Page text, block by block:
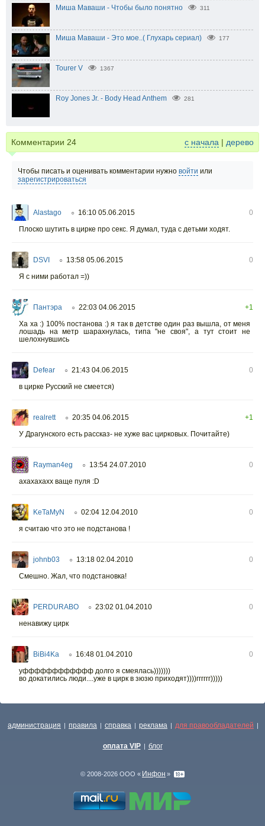
Миша Маваши - Чтобы было понятно 311
Миша Маваши - Это мое..( Глухарь сериал) 177
Tourer V 1367
Roy Jones Jr. - Body Head Anthem 281
Комментарии 24 с начала | дерево
Чтобы писать и оценивать комментарии нужно войти или
зарегистрироваться
Alastago ○ 16:10 05.06.2015
0
Плоско шутить в цирке про секс. Я думал, туда с детьми ходят.
DSVI ○ 13:58 05.06.2015
0
Я с ними работал =))
Пантэра ○ 22:03 04.06.2015
+1
Ха ха :) 100% постанова :) я так в детстве один раз вышла, от меня
лошадь на метр шарахнулась, типа "не своя", а тут стоит не
шелохнувшись
Defear ○ 21:43 04.06.2015
0
в цирке Русский не смеется)
realrett ○ 20:35 04.06.2015
+1
У Драгунского есть рассказ- не хуже вас цирковых. Почитайте)
Rayman4eg ○ 13:54 24.07.2010
0
ахахахахх ваще пуля :D
KeTaMyN ○ 02:04 12.04.2010
0
я считаю что это не подстанова !
johnb03 ○ 13:18 02.04.2010
0
Смешно. Жал, что подстановка!
PERDURABO ○ 23:02 01.04.2010
0
ненавижу цирк
BiBi4Ka ○ 16:48 01.04.2010
0
уфффффффффффф долго я смеялась)))))))
во докатились люди....уже в цирк в зюзю приходят))))гггггг)))))
администрация | правила | справка | реклама | для правообладателей |
оплата VIP | блог
© 2008-2026 ООО « Инфон »